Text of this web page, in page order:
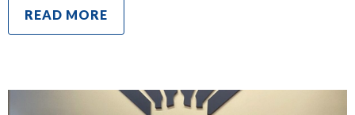
READ MORE